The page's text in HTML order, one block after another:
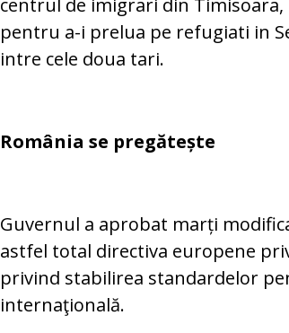
centrul de imigrari din
pentru a-i prelua pe refugiati in
intre cele doua tari.
România se pregătește
Guvernul a aprobat marți
astfel total directiva europene
privind stabilirea standardelor
internaţională.